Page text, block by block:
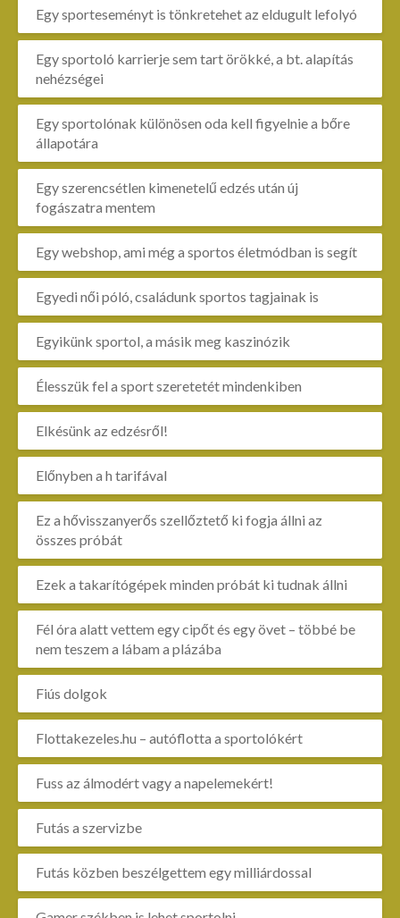
Egy sporteseményt is tönkretehet az eldugult lefolyó
Egy sportoló karrierje sem tart örökké, a bt. alapítás
nehézségei
Egy sportolónak különösen oda kell figyelnie a bőre
állapotára
Egy szerencsétlen kimenetelű edzés után új
fogászatra mentem
Egy webshop, ami még a sportos életmódban is segít
Egyedi női póló, családunk sportos tagjainak is
Egyikünk sportol, a másik meg kaszinózik
Élesszük fel a sport szeretetét mindenkiben
Elkésünk az edzésről!
Előnyben a h tarifával
Ez a hővisszanyerős szellőztető ki fogja állni az
összes próbát
Ezek a takarítógépek minden próbát ki tudnak állni
Fél óra alatt vettem egy cipőt és egy övet – többé be
nem teszem a lábam a plázába
Fiús dolgok
Flottakezeles.hu – autóflotta a sportolókért
Fuss az álmodért vagy a napelemekért!
Futás a szervizbe
Futás közben beszélgettem egy milliárdossal